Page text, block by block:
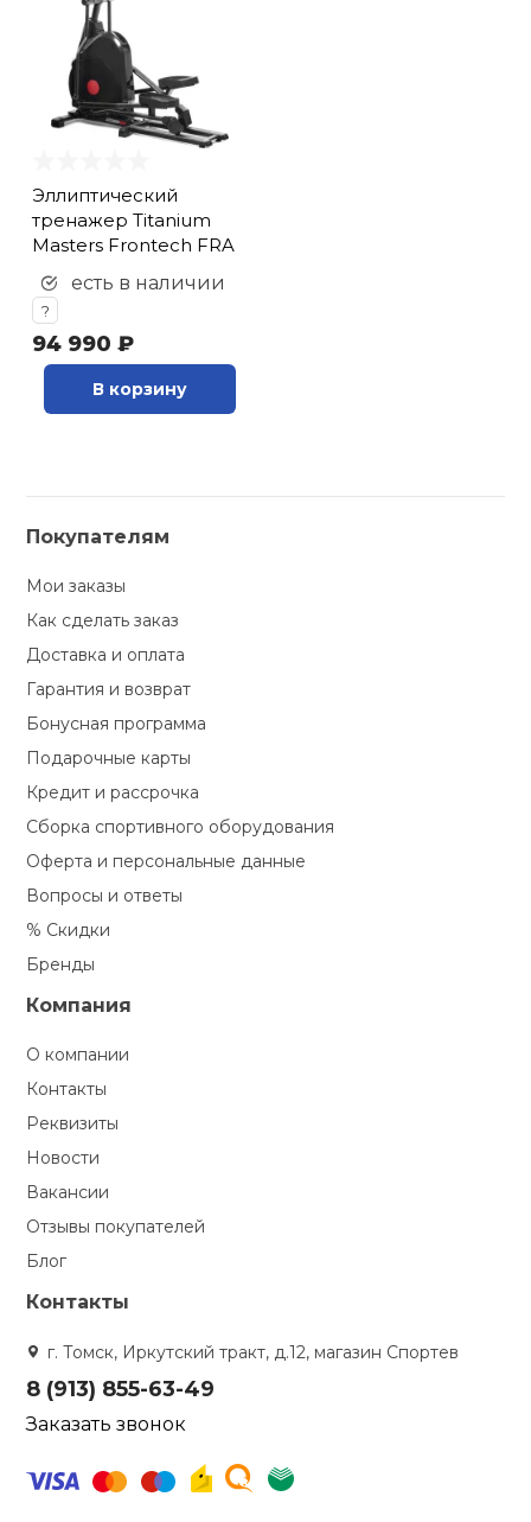
Эллиптический
тренажер Titanium
Masters Frontech FRA
есть в наличии
?
94 990 ₽
В корзину
Покупателям
Мои заказы
Как сделать заказ
Доставка и оплата
Гарантия и возврат
Бонусная программа
Подарочные карты
Кредит и рассрочка
Сборка спортивного оборудования
Оферта и персональные данные
Вопросы и ответы
% Скидки
Бренды
Компания
О компании
Контакты
Реквизиты
Новости
Вакансии
Отзывы покупателей
Блог
Контакты
г. Томск, Иркутский тракт, д.12, магазин Спортев
8 (913) 855-63-49
Заказать звонок